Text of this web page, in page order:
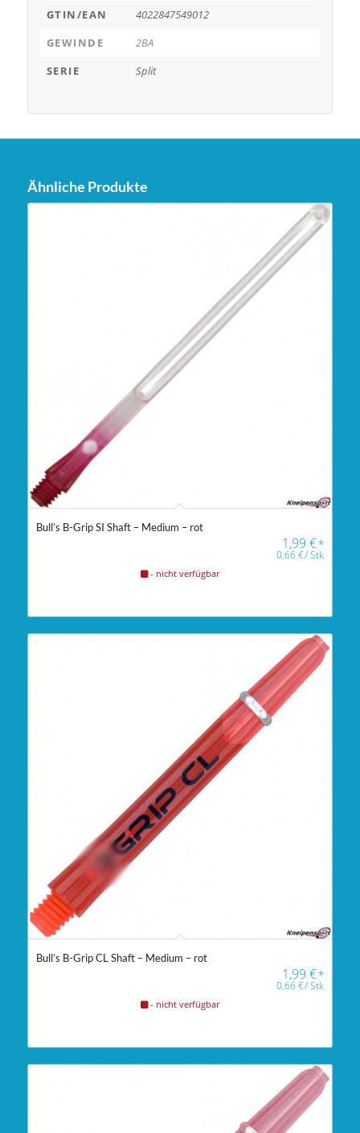
GTIN/EAN
4022847549012
GEWINDE
2BA
SERIE
Split
Ähnliche Produkte
Bull’s B-Grip SI Shaft – Medium – rot
1,99€*
0,66€/Stk
- nicht verfügbar
Bull’s B-Grip CL Shaft – Medium – rot
1,99€*
0,66€/Stk
- nicht verfügbar